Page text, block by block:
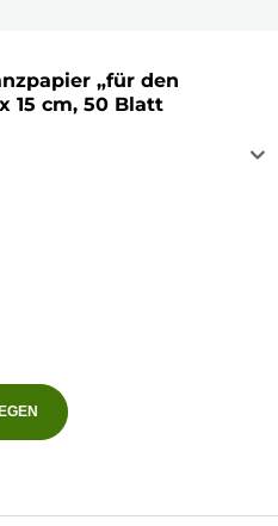
„für den
15 cm, 50 Blatt